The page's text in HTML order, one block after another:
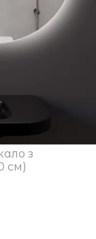
з
см)